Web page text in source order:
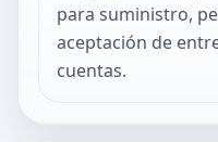
para suministro,
aceptación de
cuentas.